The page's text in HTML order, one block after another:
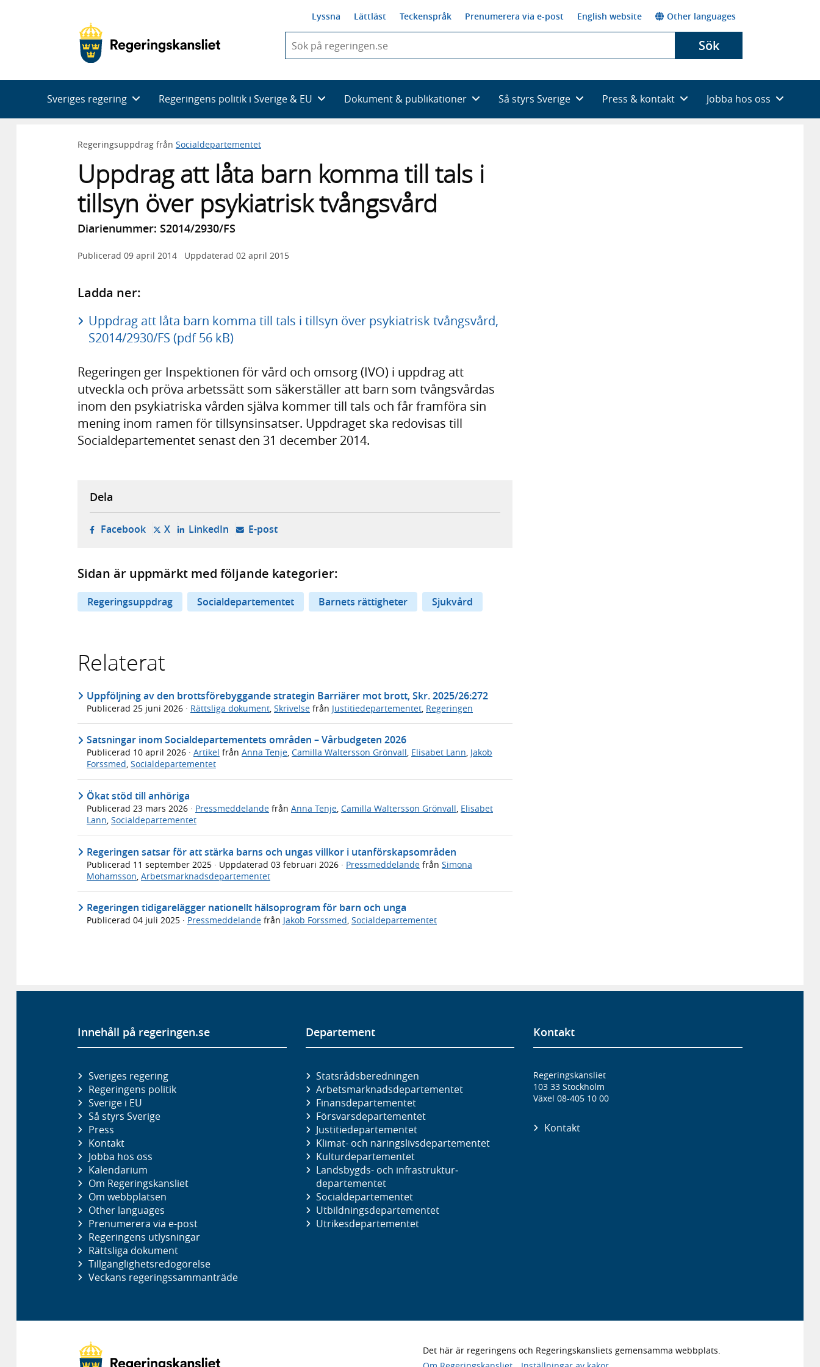
Lyssna Lättläst Teckenspråk Prenumerera via e-post English website Other languages
du
skriva
framträder
en
Sök
Sveriges regering Regeringens politik i Sverige & EU Dokument & publikationer Så styrs Sverige Press & kontakt Jobba hos oss
Regeringsuppdrag från Socialdepartementet
Uppdrag att låta barn komma till tals i
tillsyn över psykiatrisk tvångsvård
Diarienummer: S2014/2930/FS
Publicerad 09 april 2014 Uppdaterad 02 april 2015
Ladda ner:
Uppdrag att låta barn komma till tals i tillsyn över psykiatrisk tvångsvård,
S2014/2930/FS (pdf 56 kB)
Regeringen ger Inspektionen för vård och omsorg (IVO) i uppdrag att
utveckla och pröva arbetssätt som säkerställer att barn som tvångsvårdas
inom den psykiatriska vården själva kommer till tals och får framföra sin
mening inom ramen för tillsynsinsatser. Uppdraget ska redovisas till
Socialdepartementet senast den 31 december 2014.
Dela
Facebook- öppnas i ny flik, extern webbplats,
X- öppnas i ny flik, extern webbplats,
LinkedIn- öppnas i ny flik, extern webbplats,
E-post- öppnar din e-postklient,
Sidan är uppmärkt med följande kategorier:
Regeringsuppdrag Socialdepartementet Barnets rättigheter Sjukvård
Relaterat
Uppföljning av den brottsförebyggande strategin Barriärer mot brott, Skr. 2025/26:272
Publicerad 25 juni 2026 · Rättsliga dokument Skrivelse från Justitiedepartementet Regeringen
Satsningar inom Socialdepartementets områden – Vårbudgeten 2026
Publicerad 10 april 2026 · Artikel från Anna Tenje, Camilla Waltersson Grönvall, Elisabet Lann, Jakob
Forssmed, Socialdepartementet
Ökat stöd till anhöriga
Publicerad 23 mars 2026 · Pressmeddelande från Anna Tenje, Camilla Waltersson Grönvall, Elisabet
Lann, Socialdepartementet
Regeringen satsar för att stärka barns och ungas villkor i utanförskapsområden
Publicerad 11 september 2025 · Uppdaterad 03 februari 2026 · Pressmeddelande från Simona
Mohamsson Arbetsmarknadsdepartementet
Regeringen tidigarelägger nationellt hälsoprogram för barn och unga
Publicerad 04 juli 2025 · Pressmeddelande från Jakob Forssmed, Socialdepartementet
Innehåll på regeringen.se
Sveriges regering
Regeringens politik
Sverige i EU
Så styrs Sverige
Press
Kontakt
Jobba hos oss
Kalendarium
Om Regeringskansliet
Om webbplatsen
Other languages
Prenumerera via e-post
Regeringens utlysningar
Rättsliga dokument
Tillgänglighetsredogörelse
Veckans regeringssammanträde
Departement
Statsrådsberedningen
Arbetsmarknads­departementet
Finans­departementet
Försvars­departementet
Justitie­departementet
Klimat- och näringslivs­departementet
Kultur­departementet
Landsbygds- och infrastruktur­
departementet
Social­departementet
Utbildnings­departementet
Utrikes­departementet
Kontakt
Regeringskansliet
103 33 Stockholm
Växel 08-405 10 00
Kontakt
Det här är regeringens och Regeringskansliets gemensamma webbplats.